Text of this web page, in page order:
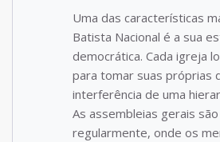
Uma das características
Batista Nacional é a sua
democrática. Cada igreja
para tomar suas próprias
interferência de uma
As assembleias gerais
regularmente, onde os